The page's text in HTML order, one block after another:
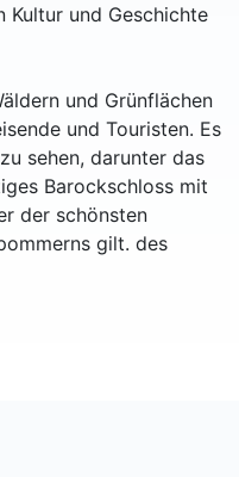
Kultur und Geschichte
und Grünflächen
und Touristen. Es
sehen, darunter das
Barockschloss mit
der schönsten
gilt. des